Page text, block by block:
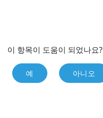
이 항목이 도움이 되었나요?
예 아니오